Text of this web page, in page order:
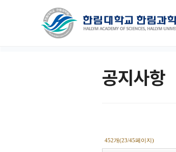
공지사항
452개(23/45페이지)